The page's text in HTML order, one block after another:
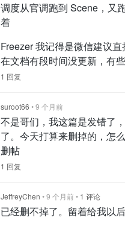
调度从官调跑到 Scene，又
着
Freezer 我记得是微信建议
在文档有段时间没更新，有
1 回复
suroot66 •9 个月前
不是哥们，我这篇是发错了
了。今天打算来删掉的，怎
删帖
1 回复
JeffreyChen •9 个月前• 1 评论
已经删不掉了。留着给我以